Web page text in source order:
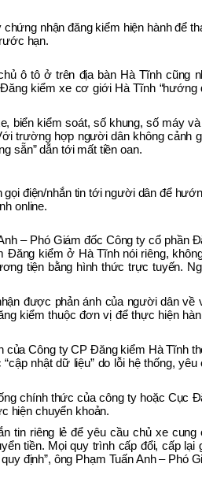
nhận đăng kiểm hiện hành để
hạn.
ô tô ở trên địa bàn Hà Tĩnh cũng
kiểm xe cơ giới Hà Tĩnh “hướng
biển kiểm soát, số khung, số máy
trường hợp người dân không cảnh
sẵn” dẫn tới mất tiền oan.
điện/nhắn tin tới người dân để
online.
– Phó Giám đốc Công ty cổ phần
Đăng kiểm ở Hà Tĩnh nói riêng,
tiện bằng hình thức trực tuyến.
được phản ánh của người dân về
kiểm thuộc đơn vị để thực hiện
của Công ty CP Đăng kiểm Hà Tĩnh
nhật dữ liệu” do lỗi hệ thống, yêu
chính thức của công ty hoặc Cục
hiện chuyển khoản.
tin riêng lẻ để yêu cầu chủ xe cung
tiền. Mọi quy trình cấp đổi, cấp lại
định”, ông Phạm Tuấn Anh – Phó